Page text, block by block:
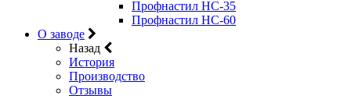
Профнастил НС-35
Профнастил НС-60
О заводе
Назад
История
Производство
Отзывы